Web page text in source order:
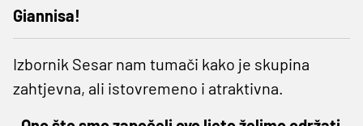
Giannisa!
Izbornik Sesar nam tumači kako je skupina
zahtjevna, ali istovremeno i atraktivna.